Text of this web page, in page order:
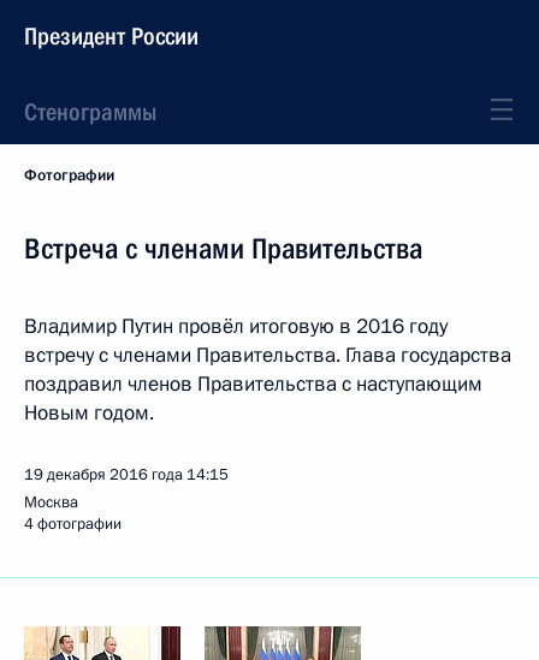
Президент России
Стенограммы
Фотографии
Встреча с членами Правительства
Владимир Путин провёл итоговую в 2016 году
встречу с членами Правительства. Глава государства
поздравил членов Правительства с наступающим
Новым годом.
19 декабря 2016 года 14:15
Москва
4 фотографии